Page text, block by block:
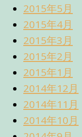
2015年5月
2015年4月
2015年3月
2015年2月
2015年1月
2014年12月
2014年11月
2014年10月